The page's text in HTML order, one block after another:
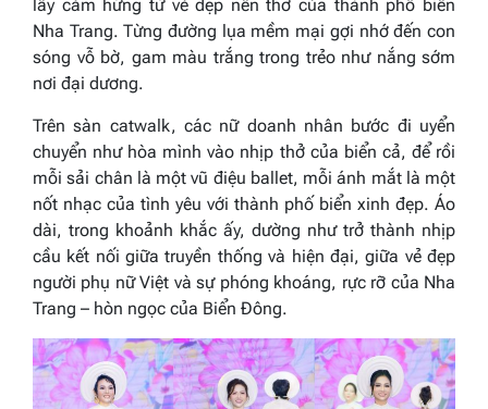
lấy cảm hứng từ vẻ đẹp nên thơ của thành phố biển
Nha Trang. Từng đường lụa mềm mại gợi nhớ đến con
sóng vỗ bờ, gam màu trắng trong trẻo như nắng sớm
nơi đại dương.
Trên sàn catwalk, các nữ doanh nhân bước đi uyển
chuyển như hòa mình vào nhịp thở của biển cả, để rồi
mỗi sải chân là một vũ điệu ballet, mỗi ánh mắt là một
nốt nhạc của tình yêu với thành phố biển xinh đẹp. Áo
dài, trong khoảnh khắc ấy, dường như trở thành nhịp
cầu kết nối giữa truyền thống và hiện đại, giữa vẻ đẹp
người phụ nữ Việt và sự phóng khoáng, rực rỡ của Nha
Trang – hòn ngọc của Biển Đông.